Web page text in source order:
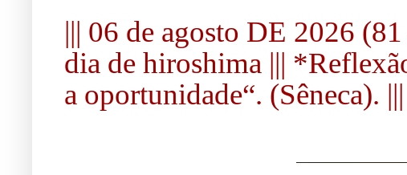
||| 06 de agosto DE 2026
dia de hiroshima |||
a oportunidade“. (Sêneca). |||